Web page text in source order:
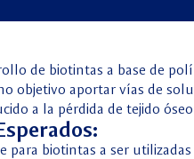
de biotintas a base de
objetivo aportar vías de
a la pérdida de tejido
para biotintas a ser